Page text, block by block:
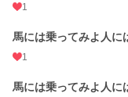
1
馬には乗ってみよ人に
1
馬には乗ってみよ人に